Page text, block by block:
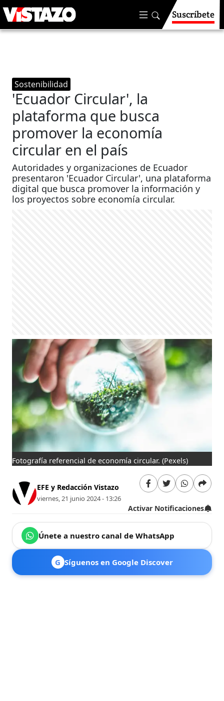
Suscríbete
Sostenibilidad
'Ecuador Circular', la
plataforma que busca
promover la economía
circular en el país
Autoridades y organizaciones de Ecuador
presentaron 'Ecuador Circular', una plataforma
digital que busca promover la información y
los proyectos sobre economía circular.
Fotografía referencial de economía circular. (Pexels)
EFE y Redacción Vistazo
viernes, 21 junio 2024 - 13:26
Activar Notificaciones
Únete a nuestro canal de WhatsApp
G Síguenos en Google Discover